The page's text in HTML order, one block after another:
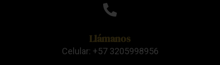
Llámanos
Celular: +57 3205998956